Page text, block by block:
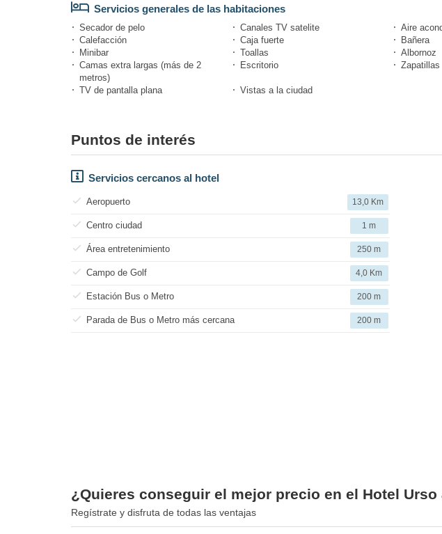
Servicios generales de las habitaciones
Secador de pelo Canales TV satelite Aire
Calefacción
Caja fuerte Bañera
Minibar
Toallas Albornoz
Camas extra largas (más de 2
metros)
Escritorio Zapatillas
TV de pantalla plana Vistas a la ciudad
Puntos de interés
Servicios cercanos al hotel
Aeropuerto 13,0 Km
Centro ciudad 1 m
Área entretenimiento 250 m
Campo de Golf 4,0 Km
Estación Bus o Metro 200 m
Parada de Bus o Metro más cercana 200 m
¿Quieres conseguir el mejor precio en el Hotel Urso
Regístrate y disfruta de todas las ventajas